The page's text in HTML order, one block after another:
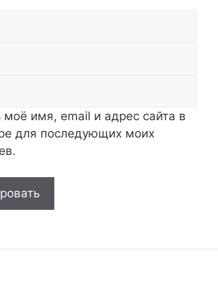
моё имя, email и адрес сайта в
для последующих моих